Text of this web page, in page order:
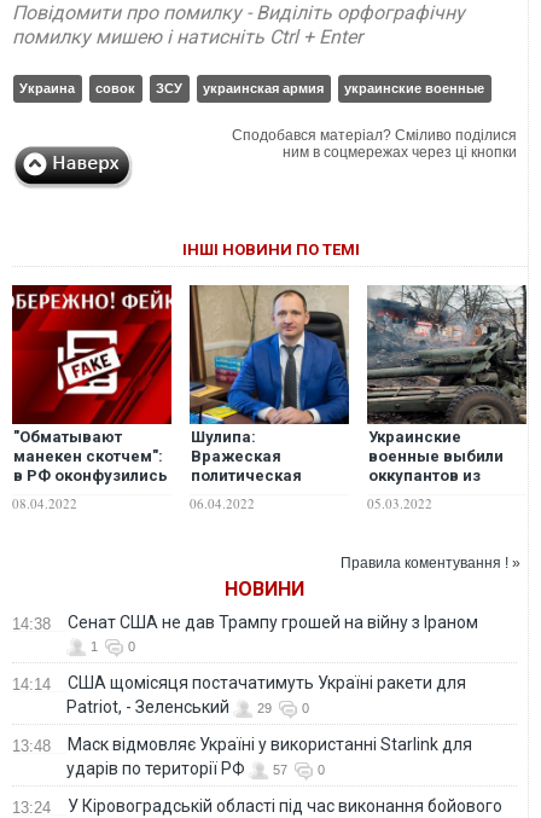
Повідомити про помилку - Виділіть орфографічну
помилку мишею і натисніть Ctrl + Enter
Украина совок ЗСУ украинская армия украинские военные
Сподобався матеріал? Сміливо поділися
ним в соцмережах через ці кнопки
ІНШІ НОВИНИ ПО ТЕМІ
"Обматывают
манекен скотчем":
в РФ оконфузились
фейком об
08.04.2022
Шулипа:
Вражеская
политическая
заложила
украинской
но и для
фазы военной
агрессии Москвы
против Украины
06.04.2022
Украинские
военные выбили
оккупантов из
05.03.2022
Правила коментування ! »
НОВИНИ
14:38 Сенат США не дав Трампу грошей на війну з Іраном
1 0
14:14
США щомісяця постачатимуть Україні ракети для
Patriot, - Зеленський
29 0
13:48
Маск відмовляє Україні у використанні Starlink для
ударів по території РФ
57 0
13:24
У Кіровоградській області під час виконання бойового